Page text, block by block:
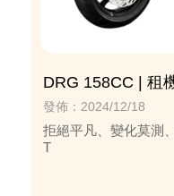
DRG 158CC | 租
發佈：2024/12/18
拒絕平凡、變化莫測
T